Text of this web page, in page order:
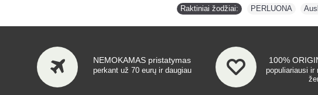
Raktiniai žodžiai: PERLUONA
NEMOKAMAS pristatymas
perkant už 70 eurų ir daugiau
100%
populiariausi ir